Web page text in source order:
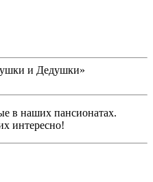
и Дедушки»
в наших пансионатах.
интересно!